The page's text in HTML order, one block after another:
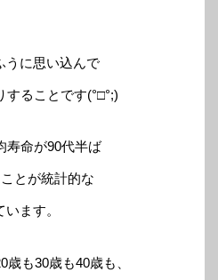
うに思い込んで
することです(°□°;)
寿命が90代半ば
とが統計的な
ます。
も30歳も40歳も、